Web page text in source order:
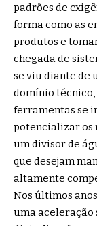
padrões de
forma como as
produtos e
chegada de
se viu diante de
domínio técnico,
ferramentas se
potencializar os
um divisor de
que desejam
altamente
Nos últimos
uma aceleração